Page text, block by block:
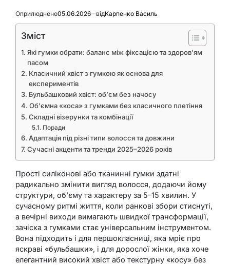
Оприлюднено05.06.2026 відКарпенко Василь
Зміст
Які гумки обрати: баланс між фіксацією та здоров’ям
пасом
Класичний хвіст з гумкою як основа для
експериментів
Бульбашковий хвіст: об’єм без начосу
Об’ємна «коса» з гумками без класичного плетіння
Складні візерунки та комбінації
Поради
Адаптація під різні типи волосся та довжини
Сучасні акценти та тренди 2025–2026 років
Прості силіконові або тканинні гумки здатні
радикально змінити вигляд волосся, додаючи йому
структури, об’єму та характеру за 5–15 хвилин. У
сучасному ритмі життя, коли ранкові збори стиснуті,
а вечірні виходи вимагають швидкої трансформації,
зачіска з гумками стає універсальним інструментом.
Вона підходить і для першокласниці, яка мріє про
яскраві «бульбашки», і для дорослої жінки, яка хоче
елегантний високий хвіст або текстурну «косу» без